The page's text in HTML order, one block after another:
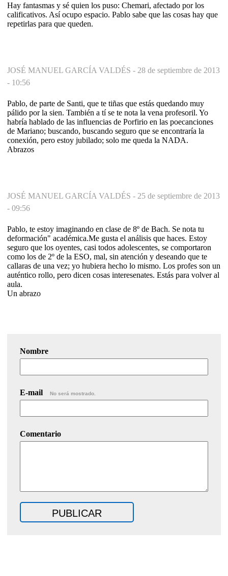
Hay fantasmas y sé quien los puso: Chemari, afectado por los
calificativos. Así ocupo espacio. Pablo sabe que las cosas hay que
repetirlas para que queden.
JOSÉ MANUEL GARCÍA VALDÉS - 28 de septiembre de 2013
- 10:56
Pablo, de parte de Santi, que te tiñas que estás quedando muy
pálido por la sien. También a tí se te nota la vena profesoril. Yo
habría hablado de las influencias de Porfirio en las poecanciones
de Mariano; buscando, buscando seguro que se encontraría la
conexión, pero estoy jubilado; solo me queda la NADA.
Abrazos
JOSÉ MANUEL GARCÍA VALDÉS - 25 de septiembre de 2013
- 09:56
Pablo, te estoy imaginando en clase de 8º de Bach. Se nota tu
deformación" académica.Me gusta el análisis que haces. Estoy
seguro que los oyentes, casi todos adolescentes, se comportaron
como los de 2º de la ESO, mal, sin atención y deseando que te
callaras de una vez; yo hubiera hecho lo mismo. Los profes son un
auténtico rollo, pero dicen cosas interesenates. Estás para volver al
aula.
Un abrazo
Nombre
E-mail No será mostrado.
Comentario